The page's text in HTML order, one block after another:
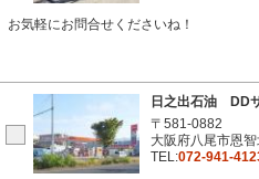
お気軽にお問合せくださいね！
日之出石油 DD
〒581-0882
大阪府八尾市恩
TEL:072-941-